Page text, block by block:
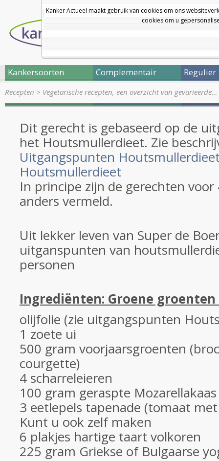
Kanker Actueel maakt gebruik van cookies om ons
cookies om u
Kankersoorten Complementair Regulier
Recepten > Vegetarische recepten, een overzicht van gevarieerde…
Dit gerecht is gebaseerd op de
het Houtsmullerdieet. Zie
Uitgangspunten
Houtsmullerdieet
In principe zijn de gerechten
anders vermeld.
Uit lekker leven van Super de
uitganspunten van
personen
Ingrediënten: Groene
olijfolie (zie uitgangspunten
1 zoete ui
500 gram voorjaarsgroenten
courgette)
4 scharreleieren
100 gram geraspte
3 eetlepels tapenade (tomaat
Kunt u ook zelf maken
6 plakjes hartige taart volkoren
225 gram Griekse of Bulgaarse